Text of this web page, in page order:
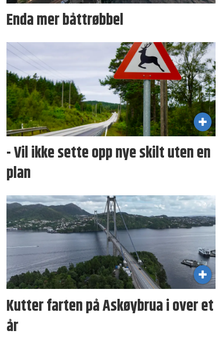
Enda mer båttrøbbel
- Vil ikke sette opp nye skilt uten en
plan
Kutter farten på Askøybrua i over et
år